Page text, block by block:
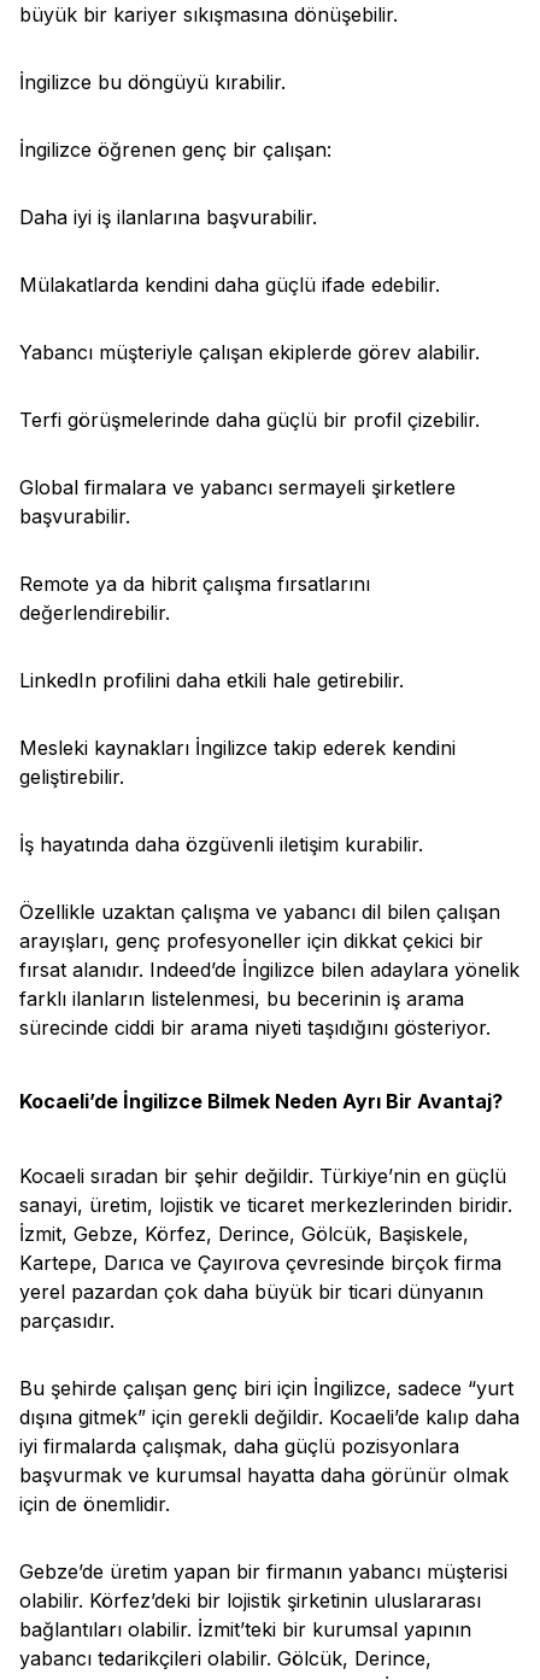
büyük bir kariyer sıkışmasına dönüşebilir.
İngilizce bu döngüyü kırabilir.
İngilizce öğrenen genç bir çalışan:
Daha iyi iş ilanlarına başvurabilir.
Mülakatlarda kendini daha güçlü ifade edebilir.
Yabancı müşteriyle çalışan ekiplerde görev alabilir.
Terfi görüşmelerinde daha güçlü bir profil çizebilir.
Global firmalara ve yabancı sermayeli şirketlere
başvurabilir.
Remote ya da hibrit çalışma fırsatlarını
değerlendirebilir.
LinkedIn profilini daha etkili hale getirebilir.
Mesleki kaynakları İngilizce takip ederek kendini
geliştirebilir.
İş hayatında daha özgüvenli iletişim kurabilir.
Özellikle uzaktan çalışma ve yabancı dil bilen çalışan
arayışları, genç profesyoneller için dikkat çekici bir
fırsat alanıdır. Indeed’de İngilizce bilen adaylara yönelik
farklı ilanların listelenmesi, bu becerinin iş arama
sürecinde ciddi bir arama niyeti taşıdığını gösteriyor.
Kocaeli’de İngilizce Bilmek Neden Ayrı Bir Avantaj?
Kocaeli sıradan bir şehir değildir. Türkiye’nin en güçlü
sanayi, üretim, lojistik ve ticaret merkezlerinden biridir.
İzmit, Gebze, Körfez, Derince, Gölcük, Başiskele,
Kartepe, Darıca ve Çayırova çevresinde birçok firma
yerel pazardan çok daha büyük bir ticari dünyanın
parçasıdır.
Bu şehirde çalışan genç biri için İngilizce, sadece “yurt
dışına gitmek” için gerekli değildir. Kocaeli’de kalıp daha
iyi firmalarda çalışmak, daha güçlü pozisyonlara
başvurmak ve kurumsal hayatta daha görünür olmak
için de önemlidir.
Gebze’de üretim yapan bir firmanın yabancı müşterisi
olabilir. Körfez’deki bir lojistik şirketinin uluslararası
bağlantıları olabilir. İzmit’teki bir kurumsal yapının
yabancı tedarikçileri olabilir. Gölcük, Derince,